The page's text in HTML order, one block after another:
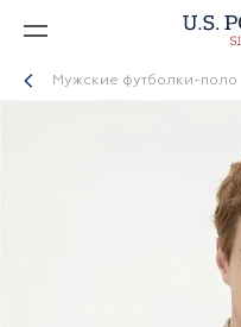
Мужские футболки-поло